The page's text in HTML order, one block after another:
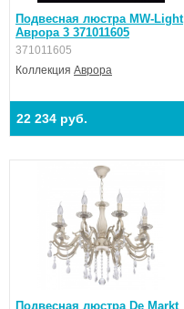
Подвесная люстра MW-Light
Аврора 3 371011605
371011605
Коллекция Аврора
22 234 руб.
Подвесная люстра De Markt